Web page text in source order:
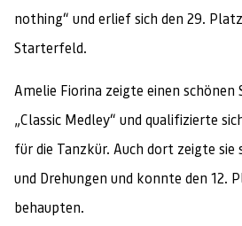
nothing“ und erlief sich den 29.
Starterfeld.
Amelie Fiorina zeigte einen schönen
„Classic Medley“ und qualifizierte
für die Tanzkür. Auch dort zeigte
und Drehungen und konnte den 12.
behaupten.